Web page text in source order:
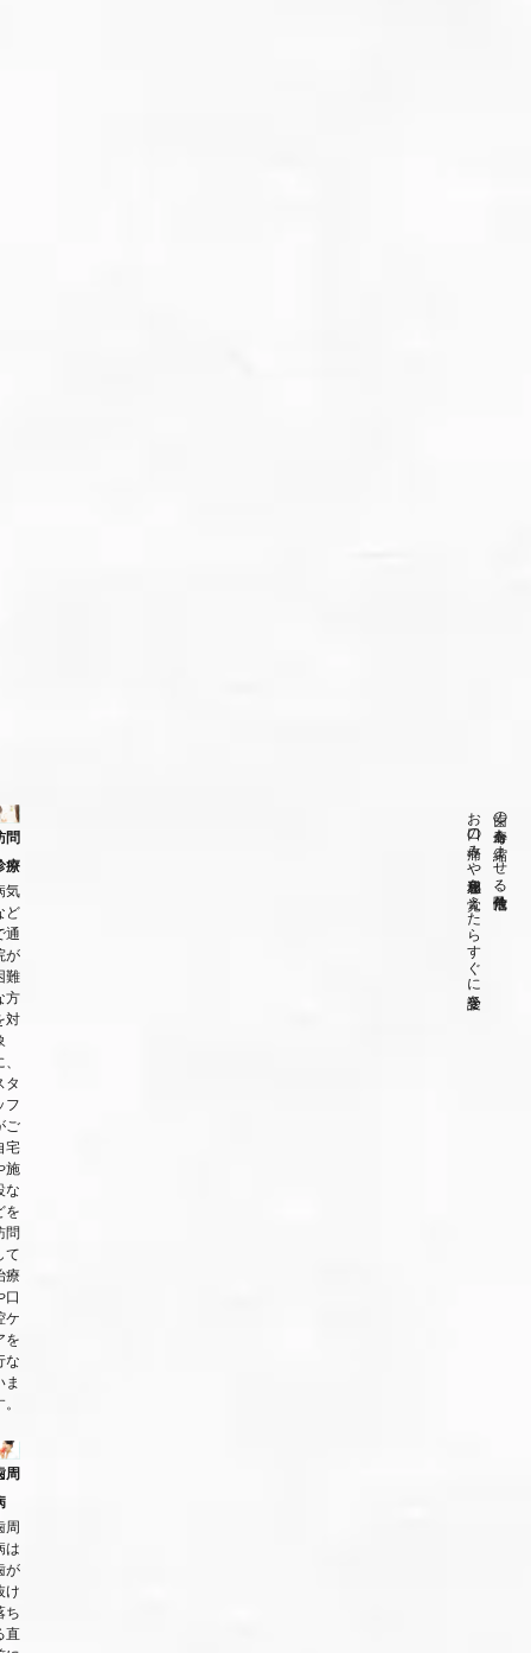
歯の寿命を縮ませる危険信号、
お口の痛みや違和感を覚えたらすぐに受診を
問
療
気
ど
通
が
難
方
対
タ
フ
ご
宅
施
な
を
問
て
療
口
ケ
を
な
ま
周
周
は
が
け
ち
直